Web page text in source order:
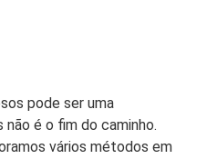
pode ser uma
é o fim do caminho.
vários métodos em